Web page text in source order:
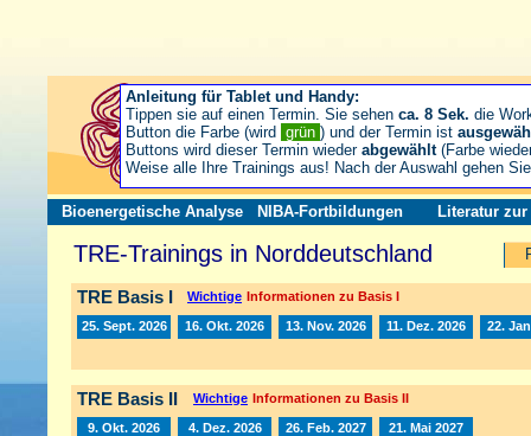
Bioenergetische Analyse NIBA-Fortbildungen Literatur zur
TRE-Trainings in Norddeutschland
TRE Basis I Wichtige Informationen zu Basis I
25. Sept. 2026 16. Okt. 2026 13. Nov. 2026 11. Dez. 2026 22.
TRE Basis II Wichtige Informationen zu Basis II
9. Okt. 2026 4. Dez. 2026 26. Feb. 2027 21. Mai 2027
Anleitung für Tablet und Handy:
Tippen sie auf einen Termin. Sie sehen ca. 8 Sek. die
Button die Farbe (wird grün ) und der Termin ist
Buttons wird dieser Termin wieder abgewählt(Farbe
Weise alle Ihre Trainings aus! Nach der Auswahl gehen